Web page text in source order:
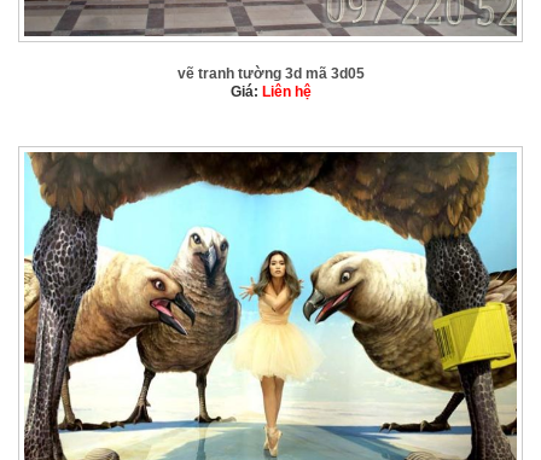
vẽ tranh tường 3d mã 3d05
Giá: Liên hệ